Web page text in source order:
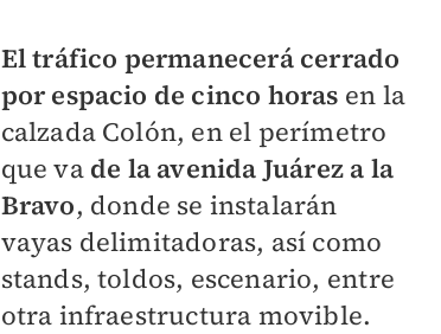
El tráfico permanecerá cerrado
por espacio de cinco horas en la
calzada Colón, en el perímetro
que va de la avenida Juárez a la
Bravo, donde se instalarán
vayas delimitadoras, así como
stands, toldos, escenario, entre
otra infraestructura movible.